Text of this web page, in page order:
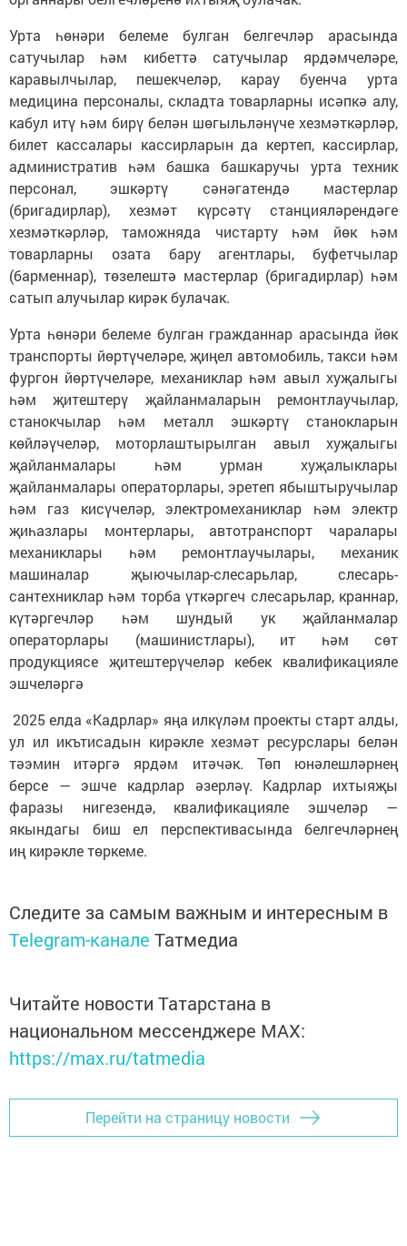
Урта һөнәри белеме булган белгечләр арасында
сатучылар һәм кибеттә сатучылар ярдәмчеләре,
каравылчылар, пешекчеләр, карау буенча урта
медицина персоналы, складта товарларны исәпкә алу,
кабул итү һәм бирү белән шөгыльләнүче хезмәткәрләр,
билет кассалары кассирларын да кертеп, кассирлар,
административ һәм башка башкаручы урта техник
персонал, эшкәртү сәнәгатендә мастерлар
(бригадирлар), хезмәт күрсәтү станцияләрендәге
хезмәткәрләр, таможняда чистарту һәм йөк һәм
товарларны озата бару агентлары, буфетчылар
(барменнар), төзелештә мастерлар (бригадирлар) һәм
сатып алучылар кирәк булачак.
Урта һөнәри белеме булган гражданнар арасында йөк
транспорты йөртүчеләре, җиңел автомобиль, такси һәм
фургон йөртүчеләре, механиклар һәм авыл хуҗалыгы
һәм җитештерү җайланмаларын ремонтлаучылар,
станокчылар һәм металл эшкәртү станокларын
көйләүчеләр, моторлаштырылган авыл хуҗалыгы
җайланмалары һәм урман хуҗалыклары
җайланмалары операторлары, эретеп ябыштыручылар
һәм газ кисүчеләр, электромеханиклар һәм электр
җиһазлары монтерлары, автотранспорт чаралары
механиклары һәм ремонтлаучылары, механик
машиналар җыючылар-слесарьлар, слесарь-
сантехниклар һәм торба үткәргеч слесарьлар, краннар,
күтәргечләр һәм шундый ук җайланмалар
операторлары (машинистлары), ит һәм сөт
продукциясе җитештерүчеләр кебек квалификацияле
эшчеләргә
2025 елда «Кадрлар» яңа илкүләм проекты старт алды,
ул ил икътисадын кирәкле хезмәт ресурслары белән
тәэмин итәргә ярдәм итәчәк. Төп юнәлешләрнең
берсе — эшче кадрлар әзерләү. Кадрлар ихтыяҗы
фаразы нигезендә, квалификацияле эшчеләр —
якындагы биш ел перспективасында белгечләрнең
иң кирәкле төркеме.
Следите за самым важным и интересным в
Telegram-канале Татмедиа
Читайте новости Татарстана в
национальном мессенджере MАХ:
https://max.ru/tatmedia
Перейти на страницу новости